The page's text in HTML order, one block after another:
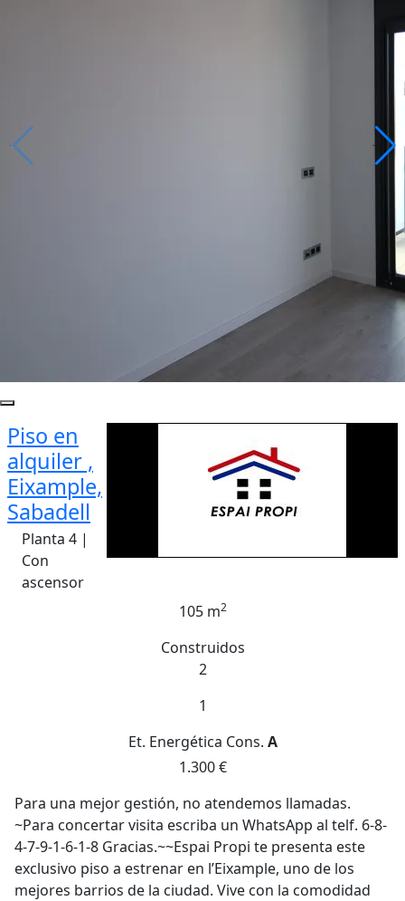
Piso en
alquiler ,
Eixample,
Sabadell
Planta 4 |
Con
ascensor
105 m2
Construidos
2
1
Et. Energética Cons. A
1.300 €
Para una mejor gestión, no atendemos llamadas.
~Para concertar visita escriba un WhatsApp al telf. 6-8-
4-7-9-1-6-1-8 Gracias.~~Espai Propi te presenta este
exclusivo piso a estrenar en l’Eixample, uno de los
mejores barrios de la ciudad. Vive con la comodidad